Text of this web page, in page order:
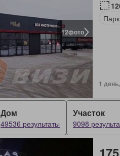
12фото
1
Дом
49536 результаты
Участок
9098